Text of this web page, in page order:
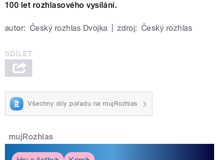
100 let rozhlasového vysílání.
autor: Český rozhlas Dvojka zdroj: Český rozhlas
Všechny díly pořadu na mujRozhlas
mujRozhlas